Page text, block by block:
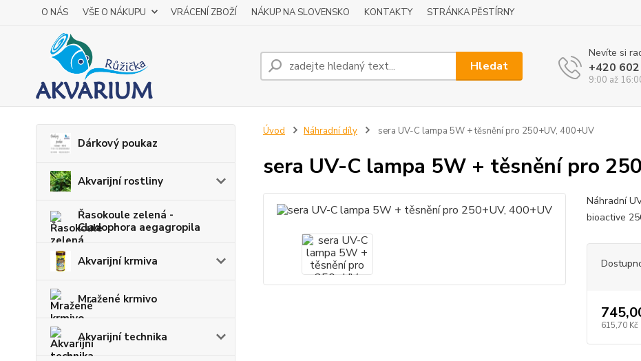
O NÁS VŠE O NÁKUPU VRÁCENÍ ZBOŽÍ NÁKUP NA SLOVENSKO KONTAKTY STRÁNKA PĚSTÍRNY
Hledat
Nevíte si
+420
9:00 až
Dárkový poukaz
Akvarijní rostliny
Řasokoule zelená -
Cladophora aegagropila
Akvarijní krmiva
Mražené krmivo
Akvarijní technika
Úvod Náhradní díly sera UV-C lampa 5W + těsnění pro 250+UV, 400+UV
sera UV-C lampa 5W + těsnění pro
Náhradní
bioactive
615,70 Kč